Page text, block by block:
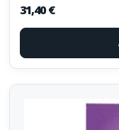
31,40 €